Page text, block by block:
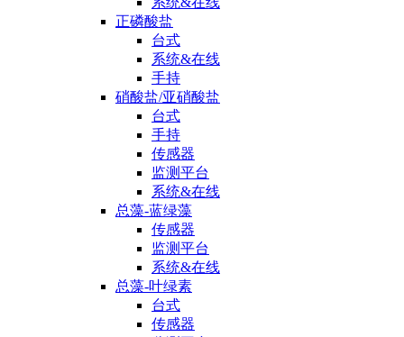
正磷酸盐
台式
系统&在线
手持
硝酸盐/亚硝酸盐
台式
手持
传感器
监测平台
系统&在线
总藻-蓝绿藻
传感器
监测平台
系统&在线
总藻-叶绿素
台式
传感器